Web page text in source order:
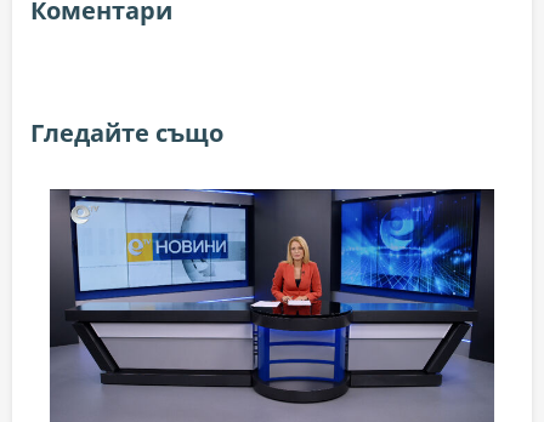
Коментари
Гледайте също